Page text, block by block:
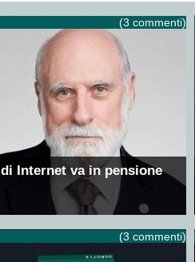
(3 commenti)
Internet va in pensione
(3 commenti)